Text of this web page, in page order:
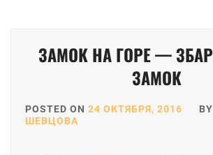
ЗАМОК НА ГОРЕ —
ЗАМОК
POSTED ON 24 ОКТЯБРЯ, 2016 BY
ШЕВЦОВА